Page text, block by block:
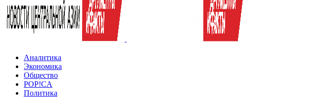
Аналитика
Экономика
Общество
POP!CA
Политика